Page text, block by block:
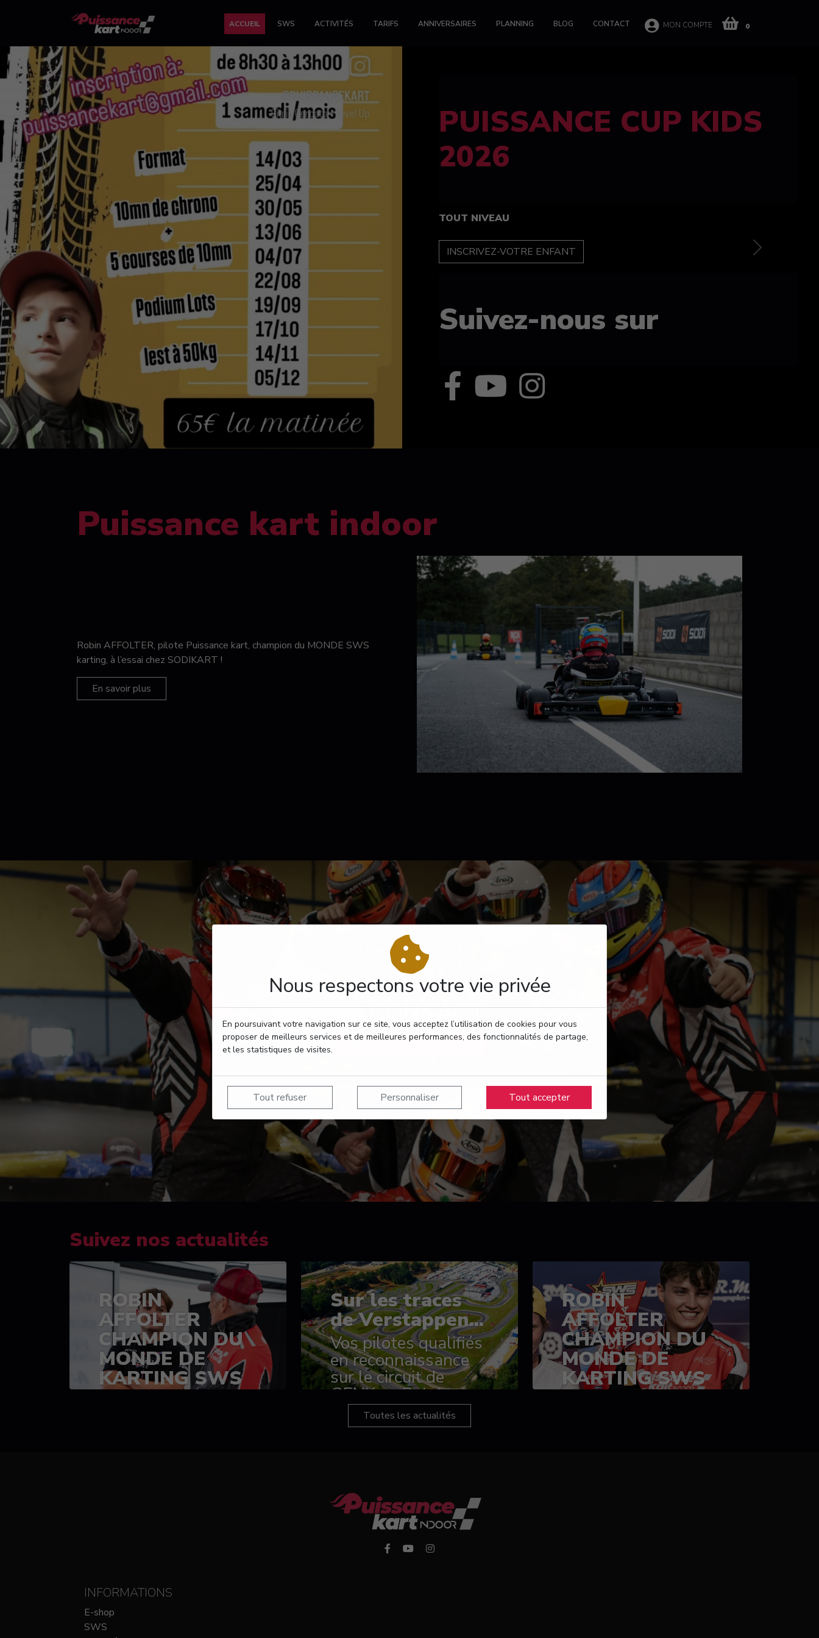
Nous respectons votre vie privée
En poursuivant votre navigation sur ce site, vous acceptez l’utilisation de cookies pour vous
proposer de meilleurs services et de meilleures performances, des fonctionnalités de partage,
et les statistiques de visites.
Tout refuser Personnaliser Tout accepter
ACCUEIL SWS ACTIVITÉS TARIFS ANNIVERSAIRES PLANNING BLOG CONTACT MON COMPTE 0
FELINE CUP 100%
féminine
TOUT NIVEAU
INSCRIPTION
Suivez-nous sur
Previous Next
Puissance kart indoor
Robin AFFOLTER, pilote Puissance kart, champion du MONDE SWS
karting, à l’essai chez SODIKART !
En savoir plus
CONTACT
RÉSERVEZ VOTRE PASSAGE
Suivez nos actualités
ROBIN
AFFOLTER
CHAMPION DU
MONDE DE
KARTING SWS
(SPRINT)
Sur les traces
de Verstappen...
Vos pilotes qualifiés
en reconnaissance
sur le circuit de
GENK en Belgique
ROBIN
AFFOLTER
CHAMPION DU
MONDE DE
KARTING SWS
Toutes les actualités
INFORMATIONS
E-shop
SWS